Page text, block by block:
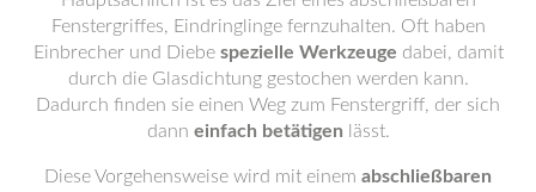
Fenstergriffes, Eindringlinge fernzuhalten. Oft haben
Einbrecher und Diebe spezielle Werkzeuge dabei, damit
durch die Glasdichtung gestochen werden kann.
Dadurch finden sie einen Weg zum Fenstergriff, der sich
dann einfach betätigen lässt.
Diese Vorgehensweise wird mit einem abschließbaren